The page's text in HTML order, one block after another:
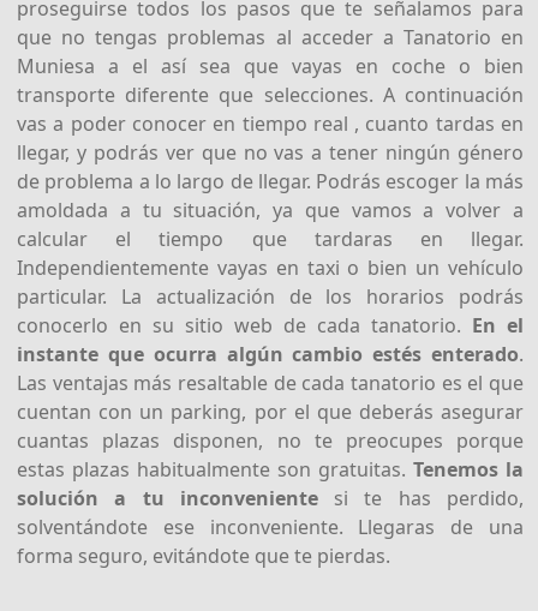
proseguirse todos los pasos que te señalamos para
que no tengas problemas al acceder a Tanatorio en
Muniesa a el así sea que vayas en coche o bien
transporte diferente que selecciones. A continuación
vas a poder conocer en tiempo real , cuanto tardas en
llegar, y podrás ver que no vas a tener ningún género
de problema a lo largo de llegar. Podrás escoger la más
amoldada a tu situación, ya que vamos a volver a
calcular el tiempo que tardaras en llegar.
Independientemente vayas en taxi o bien un vehículo
particular. La actualización de los horarios podrás
conocerlo en su sitio web de cada tanatorio. En el
instante que ocurra algún cambio estés enterado.
Las ventajas más resaltable de cada tanatorio es el que
cuentan con un parking, por el que deberás asegurar
cuantas plazas disponen, no te preocupes porque
estas plazas habitualmente son gratuitas. Tenemos la
solución a tu inconvenientesi te has perdido,
solventándote ese inconveniente. Llegaras de una
forma seguro, evitándote que te pierdas.